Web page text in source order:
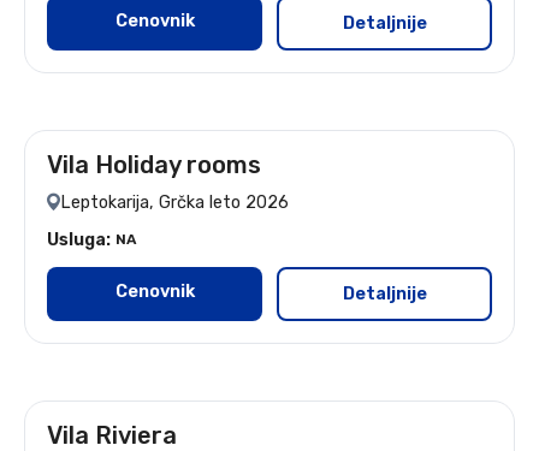
Cenovnik Detaljnije
Vila Holiday rooms
Leptokarija, Grčka leto 2026
Usluga: NA
Cenovnik Detaljnije
Vila Riviera